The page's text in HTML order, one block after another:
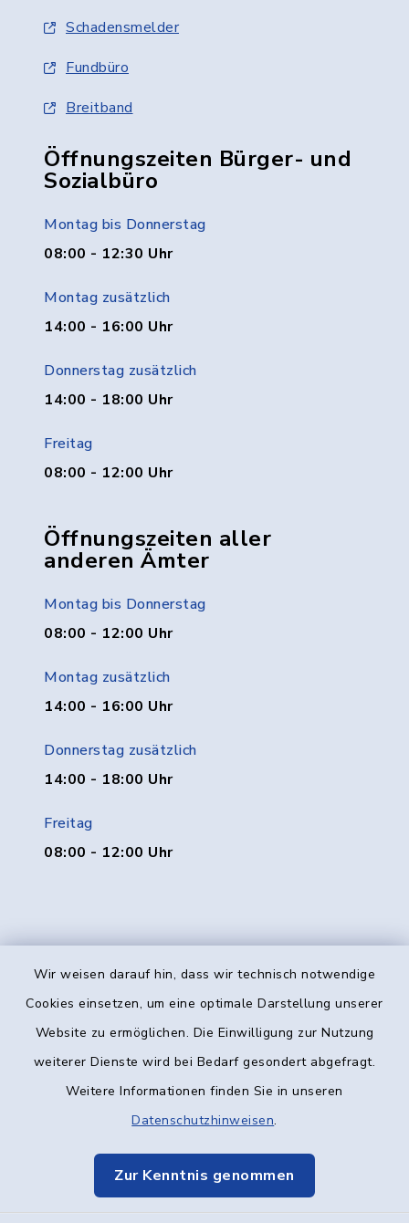
Wir weisen darauf hin, dass wir technisch notwendige
Cookies einsetzen, um eine optimale Darstellung unserer
Website zu ermöglichen. Die Einwilligung zur Nutzung
weiterer Dienste wird bei Bedarf gesondert abgefragt.
Weitere Informationen finden Sie in unseren
Datenschutzhinweisen.
Zur Kenntnis genommen
Schadensmelder
Fundbüro
Breitband
Öffnungszeiten Bürger- und
Sozialbüro
Montag bis Donnerstag
08:00 - 12:30 Uhr
Montag zusätzlich
14:00 - 16:00 Uhr
Donnerstag zusätzlich
14:00 - 18:00 Uhr
Freitag
08:00 - 12:00 Uhr
Öffnungszeiten aller
anderen Ämter
Montag bis Donnerstag
08:00 - 12:00 Uhr
Montag zusätzlich
14:00 - 16:00 Uhr
Donnerstag zusätzlich
14:00 - 18:00 Uhr
Freitag
08:00 - 12:00 Uhr
Kontakt
Datenschutz
Elektronische Kommunikation